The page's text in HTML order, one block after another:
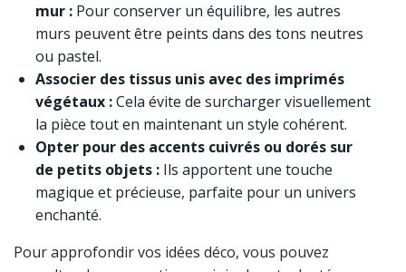
mur : Pour conserver un équilibre, les autres
murs peuvent être peints dans des tons neutres
ou pastel.
Associer des tissus unis avec des imprimés
végétaux :Cela évite de surcharger visuellement
la pièce tout en maintenant un style cohérent.
Opter pour des accents cuivrés ou dorés sur
de petits objets : Ils apportent une touche
magique et précieuse, parfaite pour un univers
enchanté.
Pour approfondir vos idées déco, vous pouvez